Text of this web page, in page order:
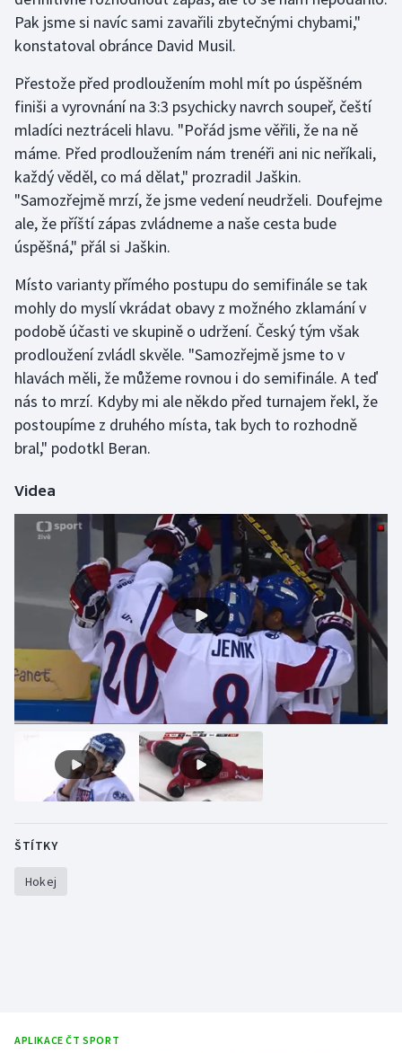
Stolní tenis
Triatlon
Veslování
Vodní slalom
Volejbal
Ostatní
Pak jsme si navíc sami zavařili zbytečnými chybami,"
konstatoval obránce David Musil.
Přestože před prodloužením mohl mít po úspěšném
finiši a vyrovnání na 3:3 psychicky navrch soupeř, čeští
mladíci neztráceli hlavu. "Pořád jsme věřili, že na ně
máme. Před prodloužením nám trenéři ani nic neříkali,
každý věděl, co má dělat," prozradil Jaškin.
"Samozřejmě mrzí, že jsme vedení neudrželi. Doufejme
ale, že příští zápas zvládneme a naše cesta bude
úspěšná," přál si Jaškin.
Místo varianty přímého postupu do semifinále se tak
mohly do myslí vkrádat obavy z možného zklamání v
podobě účasti ve skupině o udržení. Český tým však
prodloužení zvládl skvěle. "Samozřejmě jsme to v
hlavách měli, že můžeme rovnou i do semifinále. A teď
nás to mrzí. Kdyby mi ale někdo před turnajem řekl, že
postoupíme z druhého místa, tak bych to rozhodně
bral," podotkl Beran.
Videa
ŠTÍTKY
Hokej
APLIKACE ČT SPORT